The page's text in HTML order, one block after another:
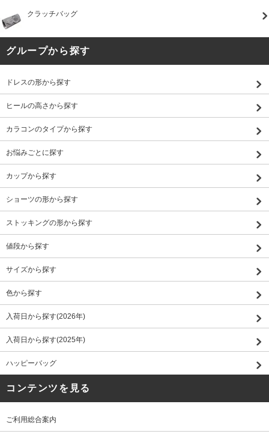
クラッチバッグ
グループから探す
ドレスの形から探す
ヒールの高さから探す
カラコンのタイプから探す
お悩みごとに探す
カップから探す
ショーツの形から探す
ストッキングの形から探す
値段から探す
サイズから探す
色から探す
入荷日から探す(2026年)
入荷日から探す(2025年)
ハッピーバッグ
コンテンツを見る
ご利用総合案内